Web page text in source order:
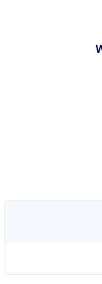
Für
Bereichern Sie Ihre
Nutzen Sie verlässliches,